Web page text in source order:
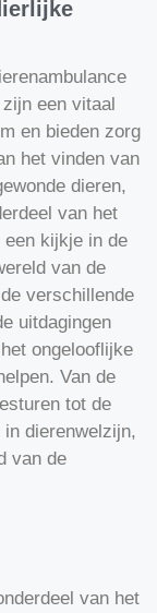
een vitaal
en bieden zorg
het vinden van
dieren,
van het
kijkje in de
van de
verschillende
uitdagingen
ongelooflijke
Van de
tot de
dierenwelzijn,
van de
van het